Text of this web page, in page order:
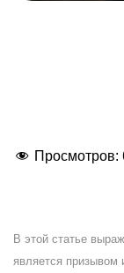
Просмотров:
В этой статье
является